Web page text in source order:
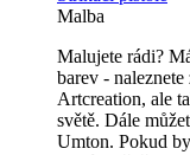
Malba
Malujete rádi?
barev -
Artcreation, ale
světě. Dále
Umton. Pokud